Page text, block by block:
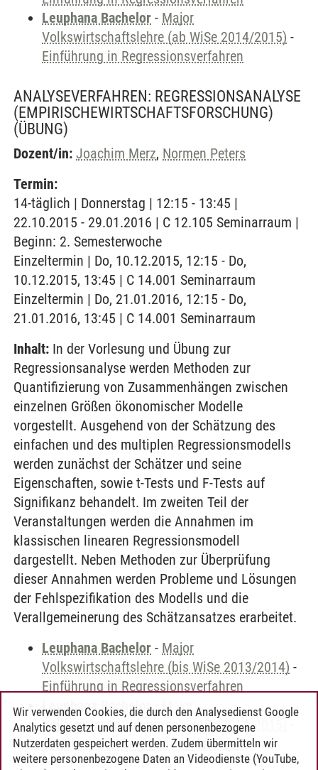
Leuphana Bachelor - Major
Volkswirtschaftslehre (ab WiSe 2014/2015) -
Einführung in Regressionsverfahren
ANALYSEVERFAHREN: REGRESSIONSANALYSE
(EMPIRISCHEWIRTSCHAFTSFORSCHUNG)
(ÜBUNG)
Dozent/in: Joachim Merz, Normen Peters
Termin:
14-täglich | Donnerstag | 12:15 - 13:45 |
22.10.2015 - 29.01.2016 | C 12.105 Seminarraum |
Beginn: 2. Semesterwoche
Einzeltermin | Do, 10.12.2015, 12:15 - Do,
10.12.2015, 13:45 | C 14.001 Seminarraum
Einzeltermin | Do, 21.01.2016, 12:15 - Do,
21.01.2016, 13:45 | C 14.001 Seminarraum
Inhalt: In der Vorlesung und Übung zur
Regressionsanalyse werden Methoden zur
Quantifizierung von Zusammenhängen zwischen
einzelnen Größen ökonomischer Modelle
vorgestellt. Ausgehend von der Schätzung des
einfachen und des multiplen Regressionsmodells
werden zunächst der Schätzer und seine
Eigenschaften, sowie t-Tests und F-Tests auf
Signifikanz behandelt. Im zweiten Teil der
Veranstaltungen werden die Annahmen im
klassischen linearen Regressionsmodell
dargestellt. Neben Methoden zur Überprüfung
dieser Annahmen werden Probleme und Lösungen
der Fehlspezifikation des Modells und die
Verallgemeinerung des Schätzansatzes erarbeitet.
Leuphana Bachelor - Major
Volkswirtschaftslehre (bis WiSe 2013/2014) -
Einführung in Regressionsverfahren
Leuphana Bachelor-Major
Volkswirtschaftslehre (ab WiSe 2014/2015)
Einführung in Regressionsverfahren
Wir verwenden Cookies, die durch den Analysedienst Google
Analytics gesetzt und auf denen personenbezogene
Nutzerdaten gespeichert werden. Zudem übermitteln wir
weitere personenbezogene Daten an Videodienste (YouTube,